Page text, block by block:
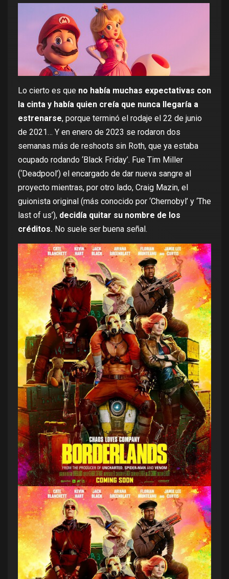
Lo cierto es que no había muchas expectativas con
la cinta y había quien creía que nunca llegaría a
estrenarse, porque terminó el rodaje el 22 de junio
de 2021… Y en enero de 2023 se rodaron dos
semanas más de reshoots sin Roth, que ya estaba
ocupado rodando ‘Black Friday’. Fue Tim Miller
(‘Deadpool’) el encargado de dar nueva sangre al
proyecto mientras, por otro lado, Craig Mazin, el
guionista original (más conocido por ‘Chernobyl’ y ‘The
last of us’), decidía quitar su nombre de los
créditos. No suele ser buena señal.